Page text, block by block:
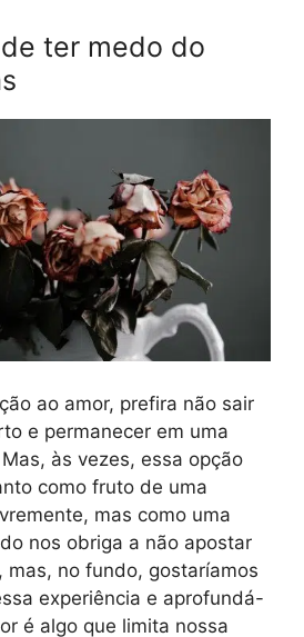
ter medo do
ao amor, prefira não sair
e permanecer em uma
às vezes, essa opção
como fruto de uma
mas como uma
nos obriga a não apostar
mas, no fundo, gostaríamos
experiência e aprofundá-
é algo que limita nossa